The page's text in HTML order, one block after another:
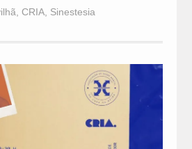
, CRIA, Sinestesia